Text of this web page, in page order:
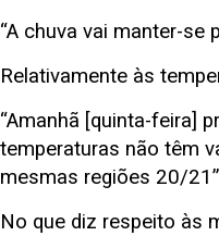
“A chuva vai manter-se
Relativamente às
“Amanhã [quinta-feira]
temperaturas não têm
mesmas regiões 20/
No que diz respeito às